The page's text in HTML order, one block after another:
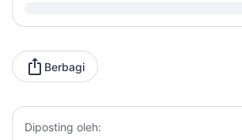
Berbagi
Diposting oleh: